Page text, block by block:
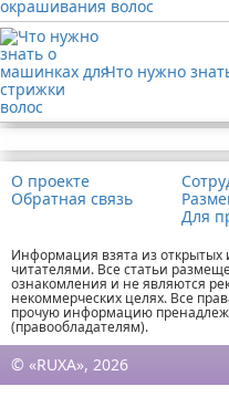
Что нужно
О проекте
Обратная связь
Для
Информация взята из
читателями. Все статьи
ознакомления и не являются
некоммерческих целях. Все
прочую информацию
(правообладателям).
© «RUXA», 2026